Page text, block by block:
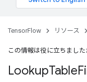
TensorFlow リソース
この情報は役に立ちました
LookupTable